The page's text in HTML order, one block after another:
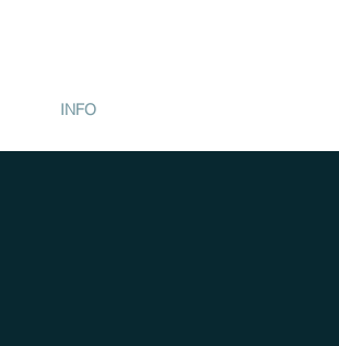
INFO